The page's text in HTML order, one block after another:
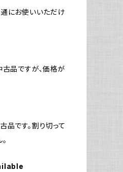
にお使いいただけ
古品ですが、価格が
品です。割り切って